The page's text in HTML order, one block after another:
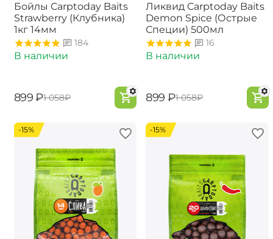
Бойлы Carptoday Baits
Strawberry (Клубника)
1кг 14мм
184
В наличии
‍899‍ ₽‍1 058‍₽
Ликвид Carptoday Baits
Demon Spice (Острые
Специи) 500мл
16
В наличии
‍899‍ ₽‍1 058‍₽
-15% -15%